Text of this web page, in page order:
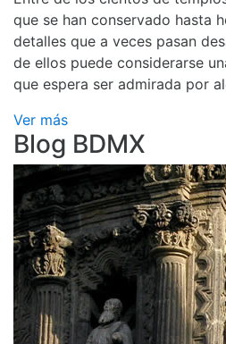
que se han conservado hasta
detalles que a veces pasan
de ellos puede considerarse
que espera ser admirada por
Ver más
Blog BDMX